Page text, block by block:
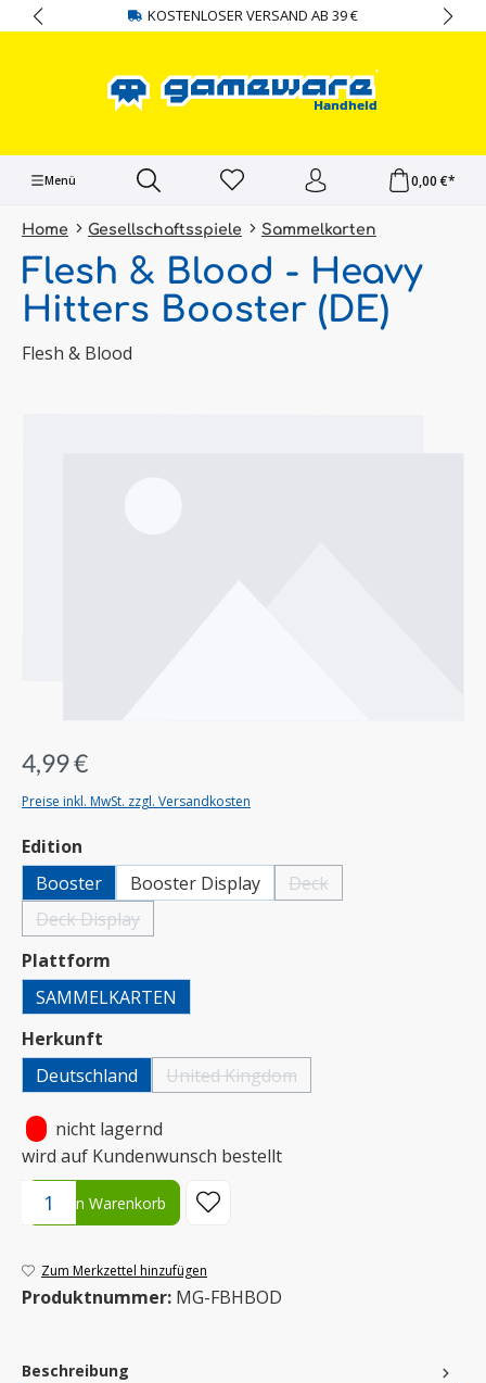
springen KOSTENLOSER VERSAND AB 39 €
Menü 0,00 €*
Home Gesellschaftsspiele Sammelkarten
Flesh & Blood - Heavy
Hitters Booster (DE)
Flesh & Blood
4,99 €
Preise inkl. MwSt. zzgl. Versandkosten
Edition
Booster
Booster Display Deck(Diese Option ist zurzeit
Deck Display(Diese Option ist zurzeit nicht verfügbar.)
Plattform
SAMMELKARTEN
Herkunft
Deutschland
United Kingdom(Diese Option ist zurzeit nicht verfügbar.)
nicht lagernd
wird auf Kundenwunsch bestellt
Produkt Anzahl: Gib den gewünschten Wert ein oder benutze
In den Warenkorb
Zum Merkzettel hinzufügen
Produktnummer: MG-FBHBOD
Beschreibung